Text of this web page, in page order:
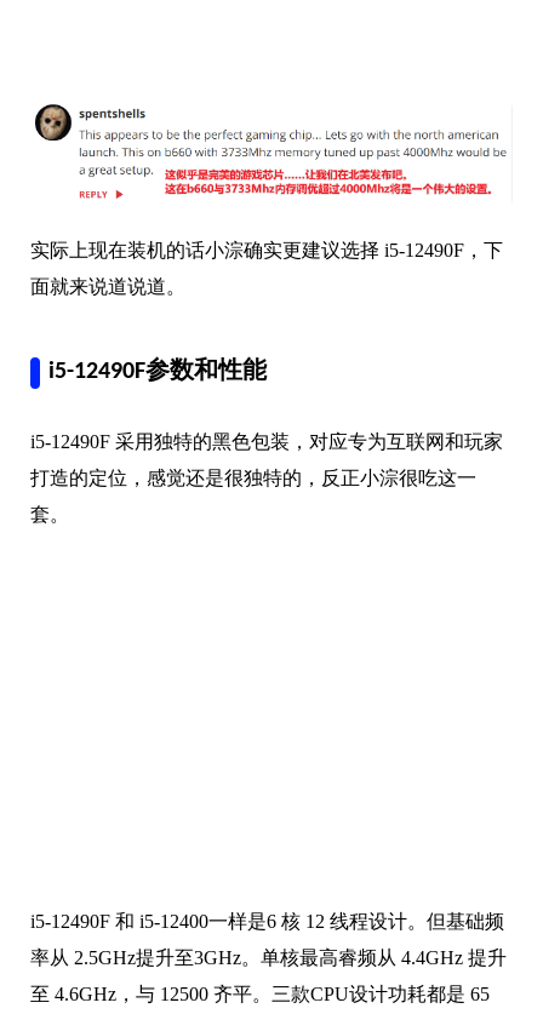
实际上现在装机的话小淙确实更建议选择 i5-12490F，下
面就来说道说道。
i5-12490F参数和性能
i5-12490F 采用独特的黑色包装，对应专为互联网和玩家
打造的定位，感觉还是很独特的，反正小淙很吃这一
套。
i5-12490F 和 i5-12400一样是6 核 12 线程设计。但基础频
率从 2.5GHz提升至3GHz。单核最高睿频从 4.4GHz 提升
至 4.6GHz，与 12500 齐平。三款CPU设计功耗都是 65